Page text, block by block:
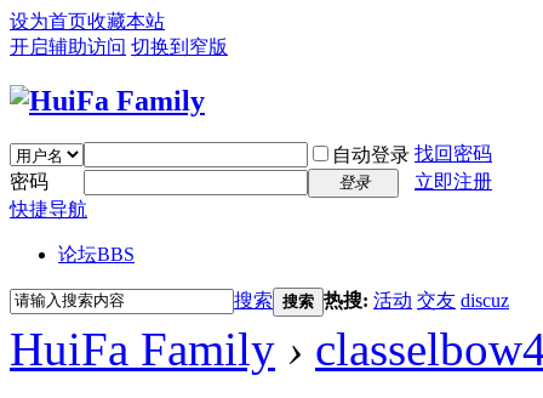
设为首页收藏本站
开启辅助访问 切换到窄版
自动登录 找回密码
密码
登录
立即注册
快捷导航
论坛BBS
搜索 搜索 热搜: 活动 交友 discuz
HuiFa Family ›